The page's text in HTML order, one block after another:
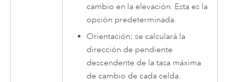
cambio en la elevación. Esta es la
opción predeterminada.
Orientación: se calculará la
dirección de pendiente
descendente de la tasa máxima
de cambio de cada celda.